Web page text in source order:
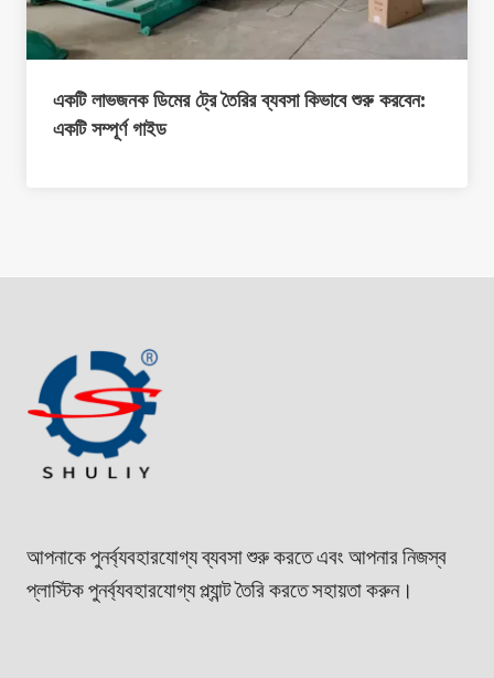
একটি লাভজনক ডিমের ট্রে তৈরির ব্যবসা কিভাবে শুরু করবেন:
একটি সম্পূর্ণ গাইড
আপনাকে পুনর্ব্যবহারযোগ্য ব্যবসা শুরু করতে এবং আপনার নিজস্ব
প্লাস্টিক পুনর্ব্যবহারযোগ্য প্ল্যান্ট তৈরি করতে সহায়তা করুন।